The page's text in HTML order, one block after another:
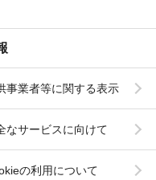
事業者等に関する表示
なサービスに向けて
の利用について